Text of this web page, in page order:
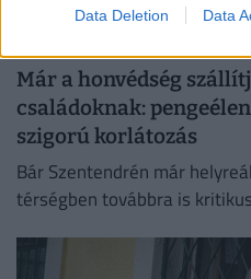
Data Deletion Data
Már a honvédség
családoknak:
szigorú korlátozás
Bár Szentendrén már
térségben továbbra is